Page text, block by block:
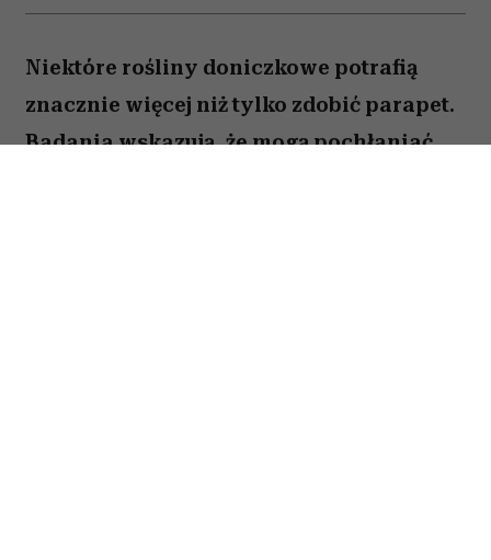
Niektóre rośliny doniczkowe potrafią
znacznie więcej niż tylko zdobić parapet.
Badania wskazują, że mogą pochłaniać